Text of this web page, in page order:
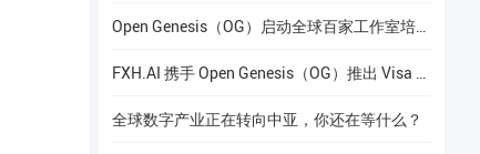
Open Genesis（OG）启动全球百家工作室培养计划
FXH.AI 携手 Open Genesis（OG）推出 Visa 联名实体卡
全球数字产业正在转向中亚，你还在等什么？